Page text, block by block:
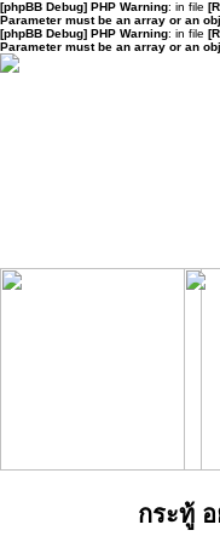
[phpBB Debug] PHP Warning: in file
Parameter must be an array or an
[phpBB Debug] PHP Warning: in file
Parameter must be an array or an
กระทู้